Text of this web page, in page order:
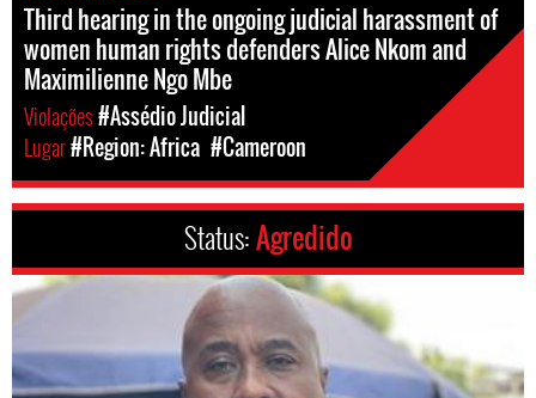
Third hearing in the ongoing judicial harassment of
women human rights defenders Alice Nkom and
Maximilienne Ngo Mbe
Violações#Assédio Judicial
Lugar#Region: Africa #Cameroon
Status:Agredido